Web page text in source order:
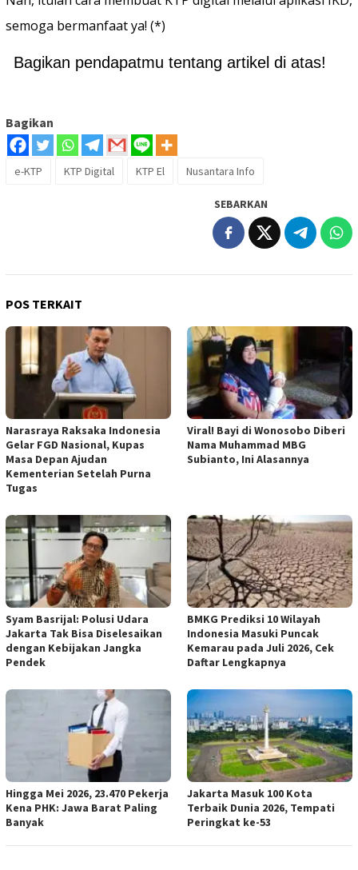
semoga bermanfaat ya! (*)
Bagikan pendapatmu tentang artikel di atas!
Bagikan
e-KTP KTP Digital KTP El Nusantara Info
SEBARKAN
POS TERKAIT
Narasraya Raksaka Indonesia
Gelar FGD Nasional, Kupas
Masa Depan Ajudan
Kementerian Setelah Purna
Tugas
Viral! Bayi di Wonosobo Diberi
Nama Muhammad MBG
Subianto, Ini Alasannya
Syam Basrijal: Polusi Udara
Jakarta Tak Bisa Diselesaikan
dengan Kebijakan Jangka
Pendek
BMKG Prediksi 10 Wilayah
Indonesia Masuki Puncak
Kemarau pada Juli 2026, Cek
Daftar Lengkapnya
Hingga Mei 2026, 23.470 Pekerja
Kena PHK: Jawa Barat Paling
Banyak
Jakarta Masuk 100 Kota
Terbaik Dunia 2026, Tempati
Peringkat ke-53